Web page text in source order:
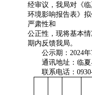
经审议，我局对 《
环境影响报告表》
严肃性和
公正性，现将基本
期内反馈我局。
公示期： 2024年
通讯地址：临
联系电话：